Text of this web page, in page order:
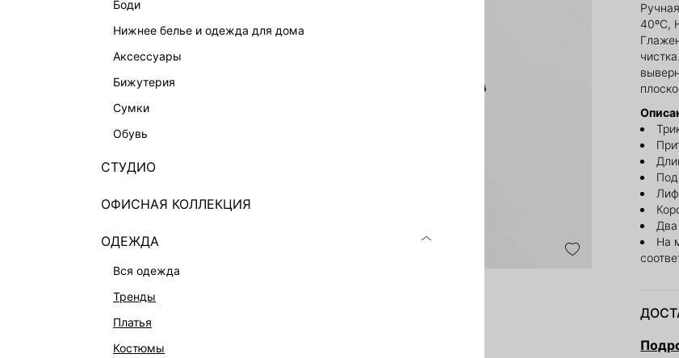
боди
нижнее белье и одежда для дома
аксессуары
бижутерия
сумки
обувь
СТУДИО
ОФИСНАЯ КОЛЛЕКЦИЯ
ОДЕЖДА
вся одежда
тренды
платья
костюмы
40ºС,
На